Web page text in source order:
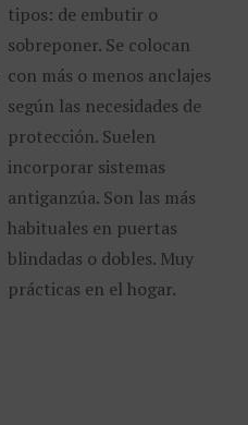
tipos: de embutir o
sobreponer. Se colocan
con más o menos anclajes
según las necesidades de
protección. Suelen
incorporar sistemas
antiganzúa. Son las más
habituales en puertas
blindadas o dobles. Muy
prácticas en el hogar.